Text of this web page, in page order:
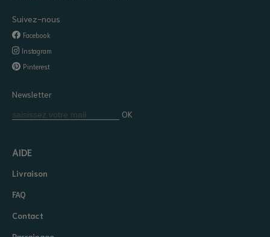
Suivez-nous
Facebook
Instagram
Pinterest
Newsletter
OK
AIDE
Livraison
FAQ
Contact